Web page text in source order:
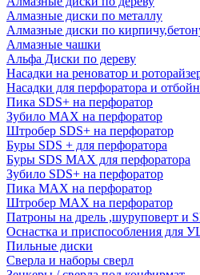
Алмазные диски по металлу
Алмазные диски по
Алмазные чашки
Альфа Диски по дереву
Насадки на реноватор и
Насадки для перфоратора и
Пика SDS+ на перфоратор
Зубило MAX на перфоратор
Штробер SDS+ на перфоратор
Буры SDS + для перфоратора
Буры SDS MAX для перфоратора
Зубило SDS+ на перфоратор
Пика MAX на перфоратор
Штробер MAX на перфоратор
Патроны на дрель ,шуруповерт и
Оснастка и приспособления для
Пильные диски
Сверла и наборы сверл